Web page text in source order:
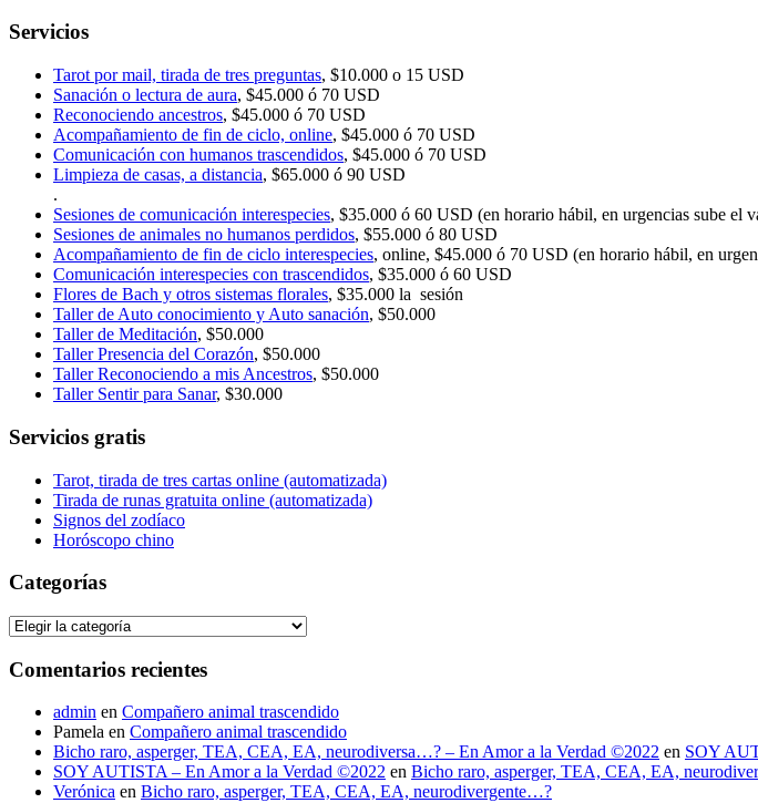
Servicios
Tarot por mail, tirada de tres preguntas, $10.000 o 15 USD
Sanación o lectura de aura, $45.000 ó 70 USD
Reconociendo ancestros, $45.000 ó 70 USD
Acompañamiento de fin de ciclo, online, $45.000 ó 70 USD
Comunicación con humanos trascendidos, $45.000 ó 70 USD
Limpieza de casas, a distancia, $65.000 ó 90 USD
.
Sesiones de comunicación interespecies, $35.000 ó 60 USD (en horario hábil, en urgencias sube el
Sesiones de animales no humanos perdidos, $55.000 ó 80 USD
Acompañamiento de fin de ciclo interespecies, online, $45.000 ó 70 USD (en horario hábil, en
Comunicación interespecies con trascendidos, $35.000 ó 60 USD
Flores de Bach y otros sistemas florales, $35.000 la sesión
Taller de Auto conocimiento y Auto sanación, $50.000
Taller de Meditación, $50.000
Taller Presencia del Corazón, $50.000
Taller Reconociendo a mis Ancestros, $50.000
Taller Sentir para Sanar, $30.000
Servicios gratis
Tarot, tirada de tres cartas online (automatizada)
Tirada de runas gratuita online (automatizada)
Signos del zodíaco
Horóscopo chino
Categorías
Categorías
Comentarios recientes
admin en Compañero animal trascendido
Pamela en Compañero animal trascendido
Bicho raro, asperger, TEA, CEA, EA, neurodiversa…? – En Amor a la Verdad ©2022 en SOY
SOY AUTISTA – En Amor a la Verdad ©2022 en Bicho raro, asperger, TEA, CEA, EA,
Verónica en Bicho raro, asperger, TEA, CEA, EA, neurodivergente…?